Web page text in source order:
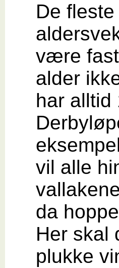
De
være
alder
har alltid
vil alle
da
Her skal
plukke